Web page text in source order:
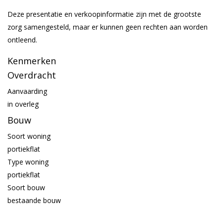
Deze presentatie en verkoopinformatie zijn met de grootste
zorg samengesteld, maar er kunnen geen rechten aan worden
ontleend.
Kenmerken
Overdracht
Aanvaarding
in overleg
Bouw
Soort woning
portiekflat
Type woning
portiekflat
Soort bouw
bestaande bouw